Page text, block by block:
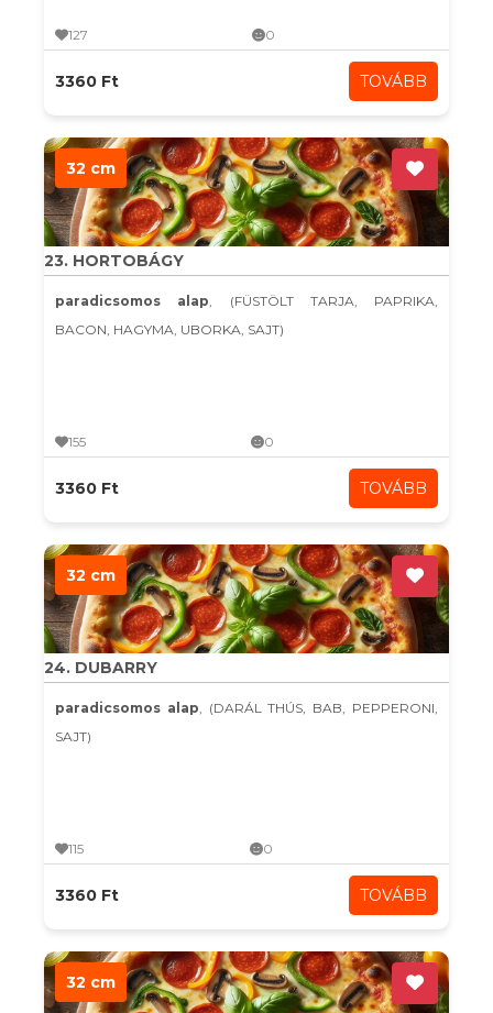
127 0
3360 Ft TOVÁBB
32 cm
23. HORTOBÁGY
paradicsomos alap, (FÜSTÖLT TARJA, PAPRIKA,
BACON, HAGYMA, UBORKA, SAJT)
155 0
3360 Ft TOVÁBB
32 cm
24. DUBARRY
paradicsomos alap, (DARÁL THÚS, BAB, PEPPERONI,
SAJT)
115 0
3360 Ft TOVÁBB
32 cm